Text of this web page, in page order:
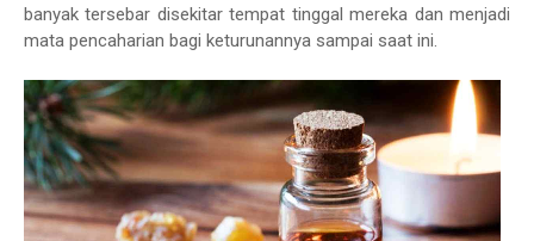
banyak tersebar disekitar tempat tinggal mereka dan menjadi
mata pencaharian bagi keturunannya sampai saat ini.